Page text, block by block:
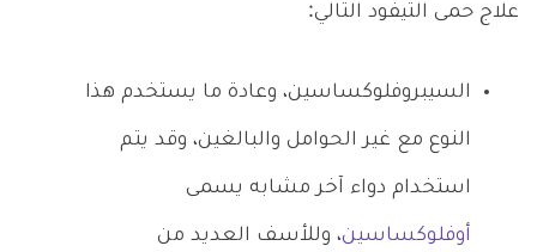
علاج حمى التيفود التالي:
السيبروفلوكساسين، وعادة ما يستخدم هذا
النوع مع غير الحوامل والبالغين، وقد يتم
استخدام دواء آخر مشابه يسمى
أوفلوكساسين، وللأسف العديد من